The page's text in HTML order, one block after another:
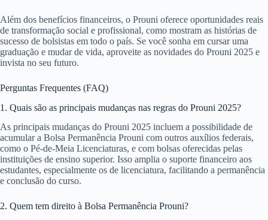
Além dos benefícios financeiros, o Prouni oferece oportunidades reais
de transformação social e profissional, como mostram as histórias de
sucesso de bolsistas em todo o país. Se você sonha em cursar uma
graduação e mudar de vida, aproveite as novidades do Prouni 2025 e
invista no seu futuro.
Perguntas Frequentes (FAQ)
1. Quais são as principais mudanças nas regras do Prouni 2025?
As principais mudanças do Prouni 2025 incluem a possibilidade de
acumular a Bolsa Permanência Prouni com outros auxílios federais,
como o Pé-de-Meia Licenciaturas, e com bolsas oferecidas pelas
instituições de ensino superior. Isso amplia o suporte financeiro aos
estudantes, especialmente os de licenciatura, facilitando a permanência
e conclusão do curso.
2. Quem tem direito à Bolsa Permanência Prouni?